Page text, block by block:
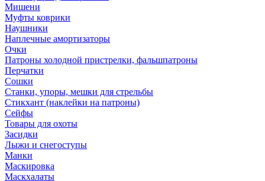
Мишени
Муфты коврики
Наушники
Наплечные амортизаторы
Очки
Патроны холодной пристрелки, фальшпатроны
Перчатки
Сошки
Станки, упоры, мешки для стрельбы
Стикхант (наклейки на патроны)
Сейфы
Товары для охоты
Засидки
Лыжи и снегоступы
Манки
Маскировка
Маскхалаты